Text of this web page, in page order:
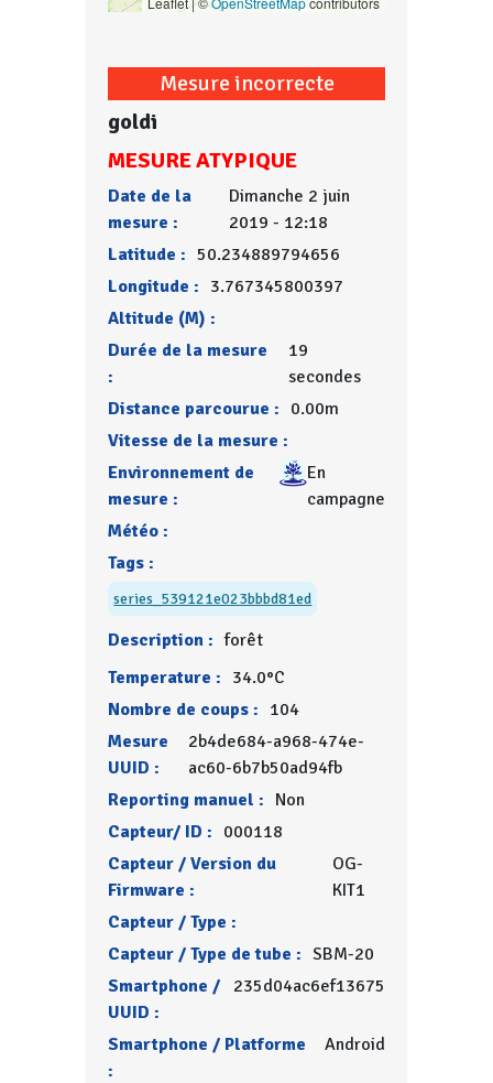
Mesure incorrecte
goldi
MESURE ATYPIQUE
Date de la
mesure :
Dimanche 2 juin
2019 - 12:18
Latitude : 50.234889794656
Longitude : 3.767345800397
Altitude (M) :
Durée de la mesure
:
19
secondes
Distance parcourue : 0.00m
Vitesse de la mesure :
Environnement de
mesure :
En
campagne
Météo :
Tags :
series_539121e023bbbd81ed
Description : forêt
Temperature : 34.0°C
Nombre de coups : 104
Mesure
UUID :
2b4de684-a968-474e-
ac60-6b7b50ad94fb
Reporting manuel : Non
Capteur/ ID : 000118
Capteur / Version du
Firmware :
OG-
KIT1
Capteur / Type :
Capteur / Type de tube : SBM-20
Smartphone /
UUID :
235d04ac6ef13675
Smartphone / Platforme
:
Android